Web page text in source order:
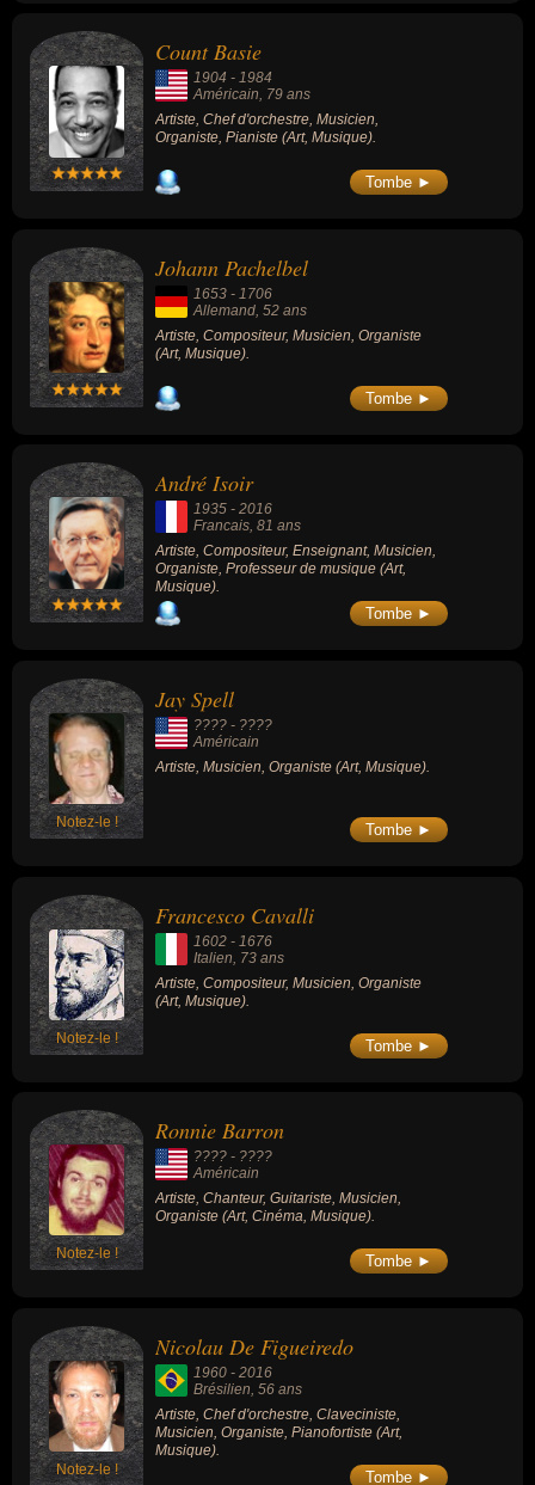
Count Basie
1904 - 1984
Américain, 79 ans
Artiste, Chef d'orchestre, Musicien,
Organiste, Pianiste (Art, Musique).
Tombe ►
Johann Pachelbel
1653 - 1706
Allemand, 52 ans
Artiste, Compositeur, Musicien, Organiste
(Art, Musique).
Tombe ►
André Isoir
1935 - 2016
Francais, 81 ans
Artiste, Compositeur, Enseignant, Musicien,
Organiste, Professeur de musique (Art,
Musique).
Tombe ►
Notez-le !
Jay Spell
???? - ????
Américain
Artiste, Musicien, Organiste (Art, Musique).
Tombe ►
Notez-le !
Francesco Cavalli
1602 - 1676
Italien , 73 ans
Artiste, Compositeur, Musicien, Organiste
(Art, Musique).
Tombe ►
Notez-le !
Ronnie Barron
???? - ????
Américain
Artiste, Chanteur, Guitariste, Musicien,
Organiste (Art, Cinéma, Musique).
Tombe ►
Notez-le !
Nicolau De Figueiredo
1960 - 2016
Brésilien , 56 ans
Artiste, Chef d'orchestre, Claveciniste,
Musicien, Organiste, Pianofortiste (Art,
Musique).
Tombe ►